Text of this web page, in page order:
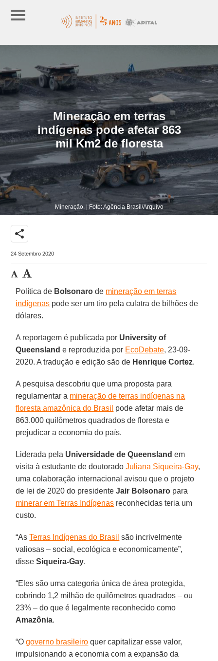
Mineração em terras
indígenas pode afetar 863
mil Km2 de floresta
Mineração. | Foto: Agência Brasil/Arquivo
share
24 Setembro 2020
Política de Bolsonaro de mineração em terras
indígenas pode ser um tiro pela culatra de bilhões de
dólares.
A reportagem é publicada por University of
Queensland e reproduzida por EcoDebate, 23-09-
2020. A tradução e edição são de Henrique Cortez.
A pesquisa descobriu que uma proposta para
regulamentar a mineração de terras indígenas na
floresta amazônica do Brasil pode afetar mais de
863.000 quilômetros quadrados de floresta e
prejudicar a economia do país.
Liderada pela Universidade de Queensland em
visita à estudante de doutoradoJuliana Siqueira-Gay,
uma colaboração internacional avisou que o projeto
de lei de 2020 do presidenteJair Bolsonaro para
minerar em Terras Indígenas reconhecidas teria um
custo.
“AsTerras Indígenas do Brasil são incrivelmente
valiosas – social, ecológica e economicamente”,
disseSiqueira-Gay.
“Eles são uma categoria única de área protegida,
cobrindo 1,2 milhão de quilômetros quadrados – ou
23% – do que é legalmente reconhecido como
Amazônia.
“Ogoverno brasileiro quer capitalizar esse valor,
impulsionando a economia com a expansão da